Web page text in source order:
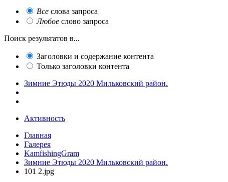
Все слова запроса
Любое слово запроса
Поиск результатов в...
Заголовки и содержание контента
Только заголовки контента
Зимние Этюды 2020 Мильковский район.
Активность
Главная
Галерея
KamfishingGram
Зимние Этюды 2020 Мильковский район.
101 2.jpg